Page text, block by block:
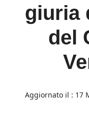
giuria
del
Aggiornato il : 17